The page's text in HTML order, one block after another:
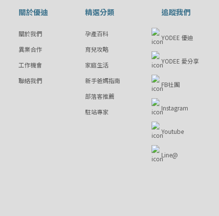
關於優迪
關於我們
異業合作
工作機會
聯絡我們
精選分類
孕產百科
育兒攻略
家庭生活
新手爸媽指南
部落客推薦
駐站專家
追蹤我們
YODEE 優迪
YODEE 愛分享
FB社團
Instagram
Youtube
Line@